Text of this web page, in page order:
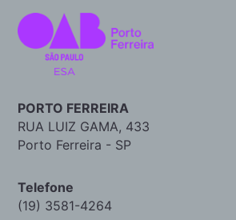
PORTO FERREIRA
RUA LUIZ GAMA, 433
Porto Ferreira - SP
Telefone
(19) 3581-4264